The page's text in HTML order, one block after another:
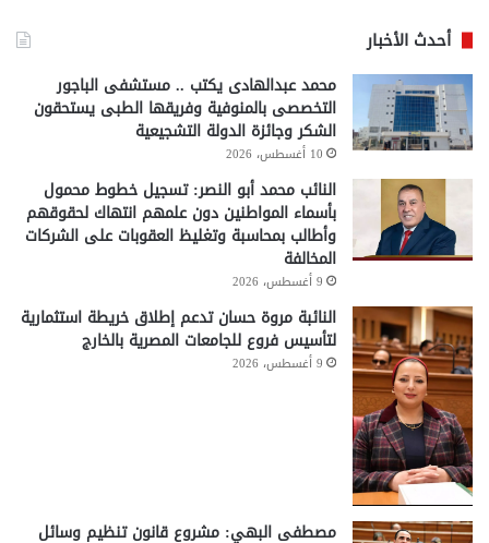
أحدث الأخبار
محمد عبدالهادى يكتب .. مستشفى الباجور
التخصصى بالمنوفية وفريقها الطبى يستحقون
الشكر وجائزة الدولة التشجيعية
10 أغسطس، 2026
النائب محمد أبو النصر: تسجيل خطوط محمول
بأسماء المواطنين دون علمهم انتهاك لحقوقهم
وأطالب بمحاسبة وتغليظ العقوبات على الشركات
المخالفة
9 أغسطس، 2026
النائبة مروة حسان تدعم إطلاق خريطة استثمارية
لتأسيس فروع للجامعات المصرية بالخارج
9 أغسطس، 2026
مصطفى البهي: مشروع قانون تنظيم وسائل